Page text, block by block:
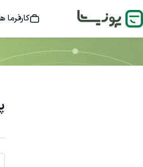
کارفرما